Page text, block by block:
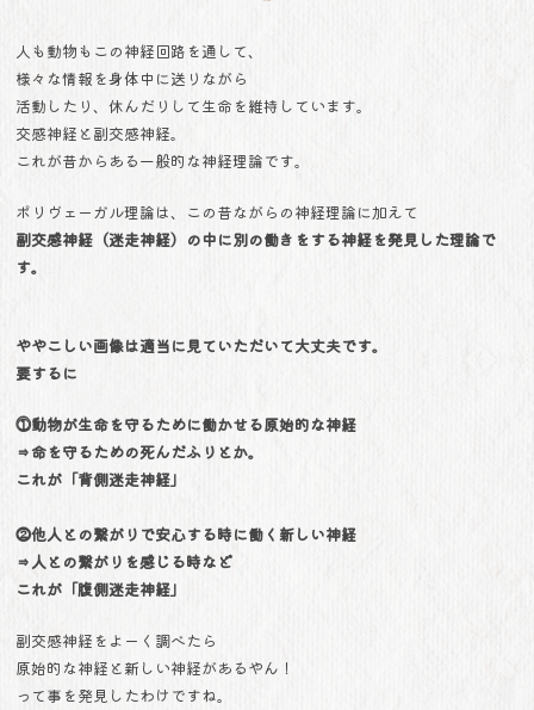
人も動物もこの神経回路を通して、
様々な情報を身体中に送りながら
活動したり、休んだりして生命を維持しています。
交感神経と副交感神経。
これが昔からある一般的な神経理論です。
ポリヴェーガル理論は、この昔ながらの神経理論に加えて
副交感神経（迷走神経）の中に別の働きをする神経を発見した理論で
す。
ややこしい画像は適当に見ていただいて大丈夫です。
要するに
⓵動物が生命を守るために働かせる原始的な神経
⇒命を守るための死んだふりとか。
これが「背側迷走神経」
⓶他人との繋がりで安心する時に働く新しい神経
⇒人との繋がりを感じる時など
これが「腹側迷走神経」
副交感神経をよーく調べたら
原始的な神経と新しい神経があるやん！
って事を発見したわけですね。